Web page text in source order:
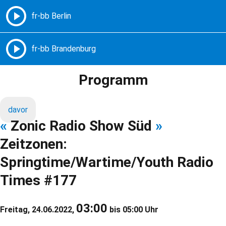
Freie Radios – Berlin Brandenburg
Programm
davor
« Zonic Radio Show Süd »
Zeitzonen:
Springtime/Wartime/Youth Radio
Times #177
Freitag, 24.06.2022, 03:00 bis 05:00 Uhr